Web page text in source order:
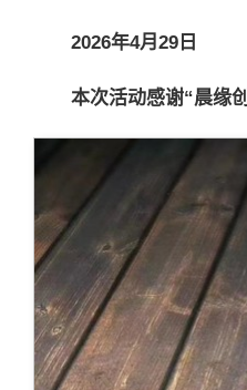
2026年4月 29 日
本次活动感谢“晨缘